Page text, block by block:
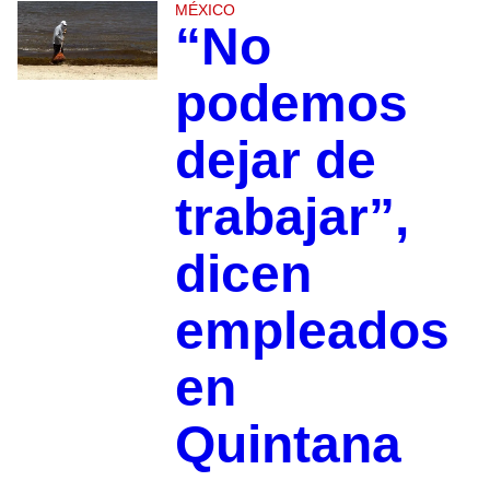
MÉXICO
“No
podemos
dejar de
trabajar”,
dicen
empleados
en
Quintana